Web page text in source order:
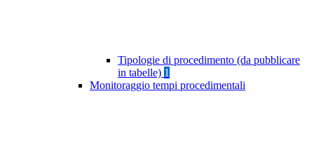
Tipologie di procedimento (da pubblicare
in tabelle) 1
Monitoraggio tempi procedimentali